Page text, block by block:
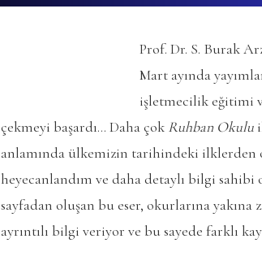
Prof. Dr. S. Burak
Mart ayında
işletmecilik eğitimi
çekmeyi başardı… Daha çok Ruhban Okulu
anlamında ülkemizin tarihindeki ilklerden
heyecanlandım ve daha detaylı bilgi sahibi
sayfadan oluşan bu eser, okurlarına
ayrıntılı bilgi veriyor ve bu sayede farklı